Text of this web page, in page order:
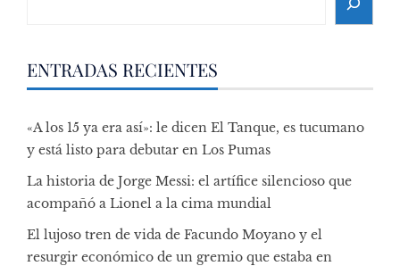
ENTRADAS RECIENTES
«A los 15 ya era así»: le dicen El Tanque, es tucumano
y está listo para debutar en Los Pumas
La historia de Jorge Messi: el artífice silencioso que
acompañó a Lionel a la cima mundial
El lujoso tren de vida de Facundo Moyano y el
resurgir económico de un gremio que estaba en